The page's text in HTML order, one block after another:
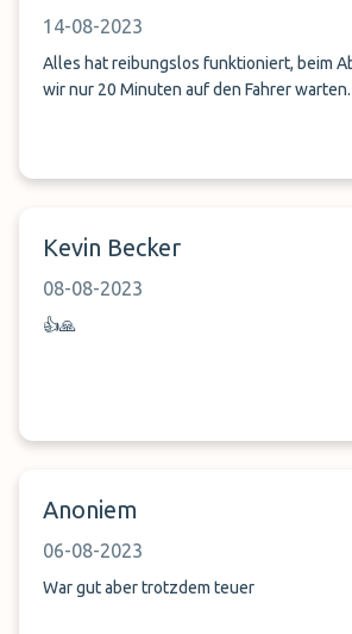
14-08-2023
Alles hat reibungslos funktioniert, beim
wir nur 20 Minuten auf den Fahrer warten.
Kevin Becker
08-08-2023
👍🙏
Anoniem
06-08-2023
War gut aber trotzdem teuer